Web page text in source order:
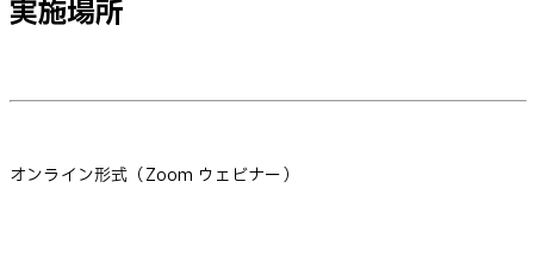
実施場所
オンライン形式（Zoom ウェビナー）